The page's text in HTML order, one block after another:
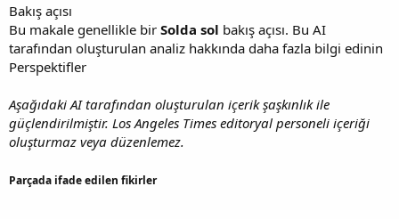
Bakış açısı
Bu makale genellikle bir Solda sol bakış açısı. Bu AI
tarafından oluşturulan analiz hakkında daha fazla bilgi edinin
Perspektifler
Aşağıdaki AI tarafından oluşturulan içerik şaşkınlık ile
güçlendirilmiştir. Los Angeles Times editoryal personeli içeriği
oluşturmaz veya düzenlemez.
Parçada ifade edilen fikirler